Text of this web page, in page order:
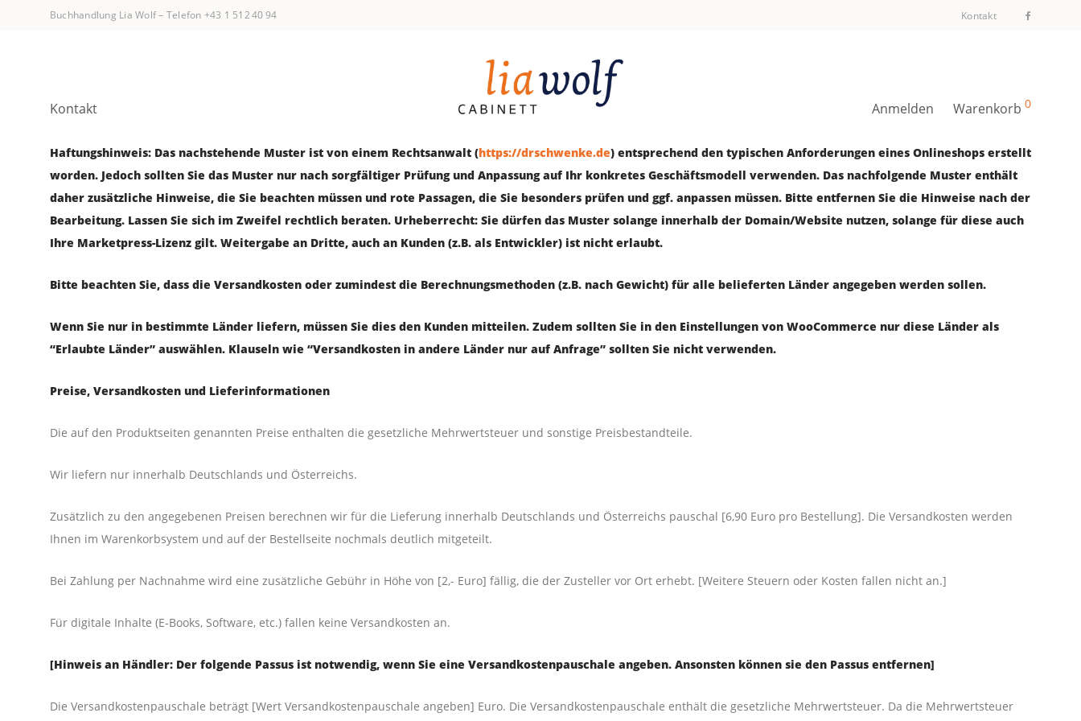
Buchhandlung Lia Wolf– Telefon +43 1 512 40 94 Kontakt
Kontakt Anmelden Warenkorb 0
Haf­tungs­hin­weis: Das nach­ste­hen­de Mus­ter ist von einem Rechts­an­walt (https://drschwenke.de) ent­spre­chend den typi­schen Anfor­de­run­gen eines Online­shops erstellt
wor­den. Jedoch soll­ten Sie das Mus­ter nur nach sorg­fäl­ti­ger Prü­fung und Anpas­sung auf Ihr kon­kre­tes Geschäfts­mo­dell ver­wen­den. Das nach­fol­gen­de Mus­ter ent­hält
daher zusätz­li­che Hin­wei­se, die Sie beach­ten müs­sen und rote Pas­sa­gen, die Sie beson­ders prü­fen und ggf. anpas­sen müs­sen. Bit­te ent­fer­nen Sie die Hin­wei­se nach der
Bear­bei­tung. Las­sen Sie sich im Zwei­fel recht­lich bera­ten. Urhe­ber­recht: Sie dür­fen das Mus­ter solan­ge inner­halb der Domain/Website nut­zen, solan­ge für die­se auch
Ihre Mar­ket­press-Lizenz gilt. Wei­ter­ga­be an Drit­te, auch an Kun­den (z.B. als Ent­wick­ler) ist nicht erlaubt.
Bit­te beach­ten Sie, dass die Ver­sand­kos­ten oder zumin­dest die Berech­nungs­me­tho­den (z.B. nach Gewicht) für alle belie­fer­ten Län­der ange­ge­ben wer­den sollen.
Wenn Sie nur in bestimm­te Län­der lie­fern, müs­sen Sie dies den Kun­den mit­tei­len. Zudem soll­ten Sie in den Ein­stel­lun­gen von Woo­Com­mer­ce nur die­se Län­der als
“Erlaub­te Län­der” aus­wäh­len. Klau­seln wie “Ver­sand­kos­ten in ande­re Län­der nur auf Anfra­ge” soll­ten Sie nicht verwenden.
Prei­se, Ver­sand­kos­ten und Lieferinformationen
Die auf den Pro­dukt­sei­ten genann­ten Prei­se ent­hal­ten die gesetz­li­che Mehr­wert­steu­er und sons­ti­ge Preisbestandteile.
Wir lie­fern nur inner­halb Deutsch­lands und Österreichs.
Zusätz­lich zu den ange­ge­be­nen Prei­sen berech­nen wir für die Lie­fe­rung inner­halb Deutsch­lands und Öster­reichs pau­schal [6,90 Euro pro Bestel­lung]. Die Ver­sand­kos­ten wer­den
Ihnen im Waren­korb­sys­tem und auf der Bestell­sei­te noch­mals deut­lich mitgeteilt.
Bei Zah­lung per Nach­nah­me wird eine zusätz­li­che Gebühr in Höhe von [2,- Euro] fäl­lig, die der Zustel­ler vor Ort erhebt. [Wei­te­re Steu­ern oder Kos­ten fal­len nicht an.]
Für digi­ta­le Inhal­te (E‑Books, Soft­ware, etc.) fal­len kei­ne Ver­sand­kos­ten an.
[Hin­weis an Händ­ler: Der fol­gen­de Pas­sus ist not­wen­dig, wenn Sie eine Ver­sand­kos­ten­pau­scha­le ange­ben. Ansons­ten kön­nen sie den Pas­sus entfernen]
Die Ver­sand­kos­ten­pau­scha­le beträgt [Wert Ver­sand­kos­ten­pau­scha­le ange­ben] Euro. Die Ver­sand­kos­ten­pau­scha­le ent­hält die gesetz­li­che Mehr­wert­steu­er. Da die Mehr­wert­steu­er